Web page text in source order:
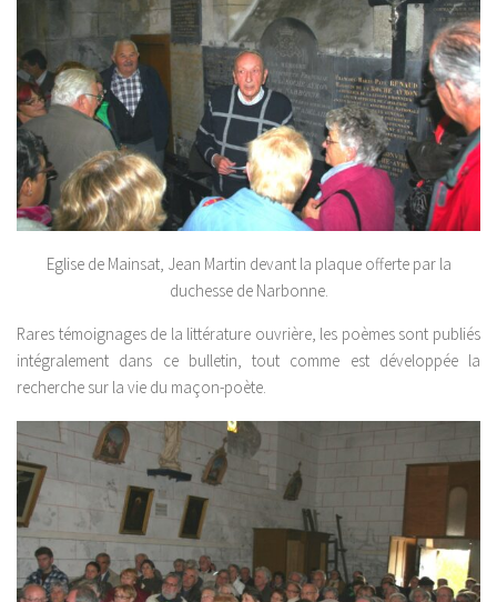
Eglise de Mainsat, Jean Martin devant la plaque offerte par la
duchesse de Narbonne.
Rares témoignages de la littérature ouvrière, les poèmes sont publiés
intégralement dans ce bulletin, tout comme est développée la
recherche sur la vie du maçon-poète.